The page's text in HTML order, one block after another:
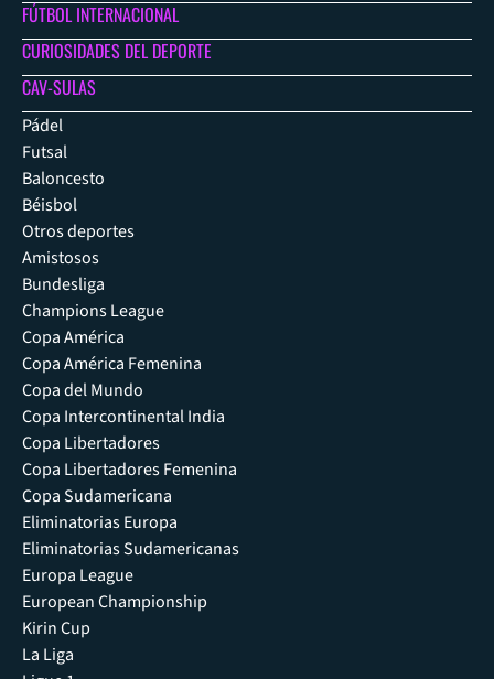
FÚTBOL INTERNACIONAL
CURIOSIDADES DEL DEPORTE
CAV-SULAS
Pádel
Futsal
Baloncesto
Béisbol
Otros deportes
Amistosos
Bundesliga
Champions League
Copa América
Copa América Femenina
Copa del Mundo
Copa Intercontinental India
Copa Libertadores
Copa Libertadores Femenina
Copa Sudamericana
Eliminatorias Europa
Eliminatorias Sudamericanas
Europa League
European Championship
Kirin Cup
La Liga